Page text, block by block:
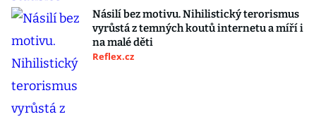
Násilí bez motivu. Nihilistický terorismus
vyrůstá z temných koutů internetu a míří i
na malé děti
Reflex.cz